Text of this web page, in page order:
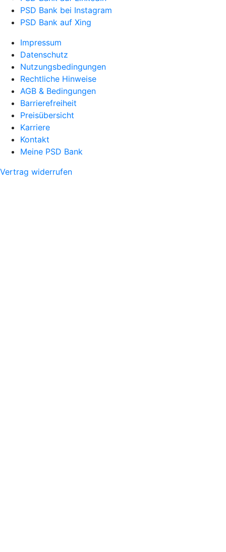
PSD Bank bei Instagram
PSD Bank auf Xing
Impressum
Datenschutz
Nutzungsbedingungen
Rechtliche Hinweise
AGB & Bedingungen
Barrierefreiheit
Preisübersicht
Karriere
Kontakt
Meine PSD Bank
Vertrag widerrufen